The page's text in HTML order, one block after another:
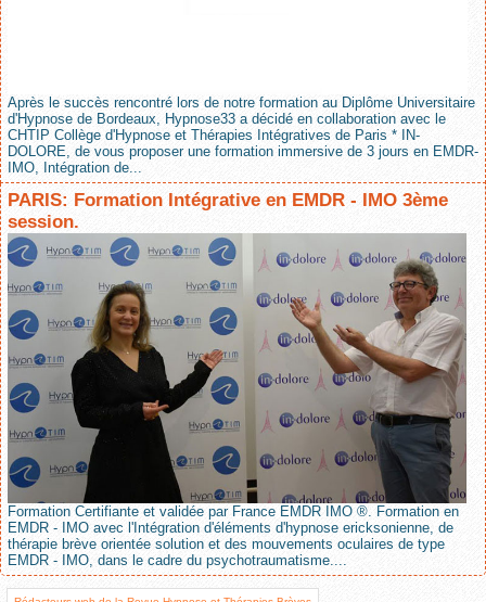
Après le succès rencontré lors de notre formation au Diplôme Universitaire
d'Hypnose de Bordeaux, Hypnose33 a décidé en collaboration avec le
CHTIP Collège d'Hypnose et Thérapies Intégratives de Paris * IN-
DOLORE, de vous proposer une formation immersive de 3 jours en EMDR-
IMO, Intégration de...
PARIS: Formation Intégrative en EMDR - IMO 3ème
session.
Formation Certifiante et validée par France EMDR IMO ®. Formation en
EMDR - IMO avec l'Intégration d'éléments d'hypnose ericksonienne, de
thérapie brève orientée solution et des mouvements oculaires de type
EMDR - IMO, dans le cadre du psychotraumatisme....